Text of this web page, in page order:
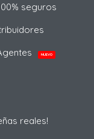
seguros
NUEVO
reales!